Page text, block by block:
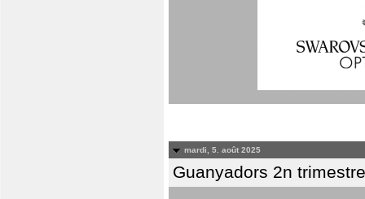
mardi, 5. août 2025
Guanyadors 2n